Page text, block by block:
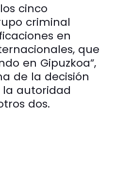
cinco
criminal
en
que
en Gipuzkoa”,
de la decisión
autoridad
dos.